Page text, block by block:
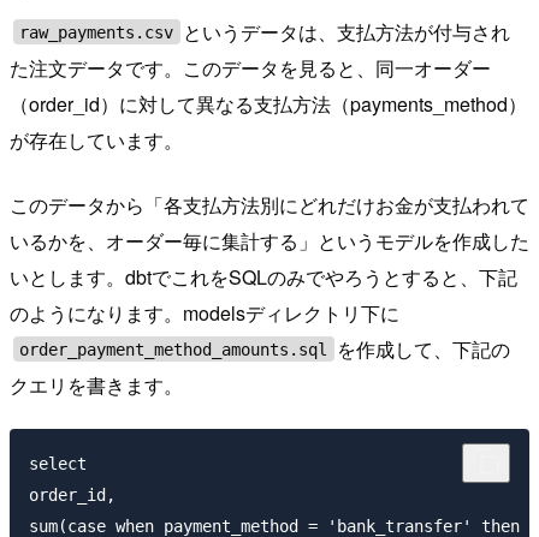
raw_payments.csv
というデータは、支払方法が付与され
た注文データです。このデータを見ると、同一オーダー
（order_id）に対して異なる支払方法（payments_method）
が存在しています。
このデータから「各支払方法別にどれだけお金が支払われて
いるかを、オーダー毎に集計する」というモデルを作成した
いとします。dbtでこれをSQLのみでやろうとすると、下記
のようになります。modelsディレクトリ下に
order_payment_method_amounts.sql
を作成して、下記の
クエリを書きます。
select
order_id,
sum(case when payment_method = 'bank_transfer' then